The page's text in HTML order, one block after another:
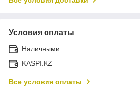
Условия оплаты
Наличными
KASPI.KZ
Все условия оплаты